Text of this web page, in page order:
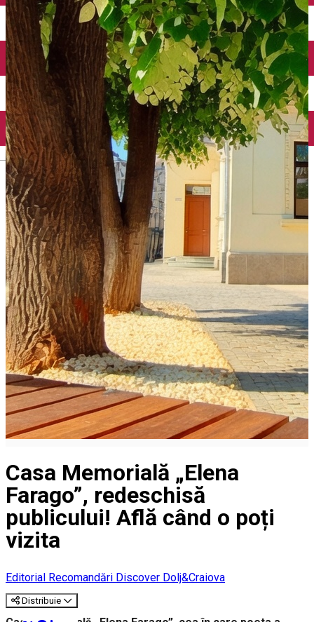
English
Închirieri auto
Închirieri biciclete
Taxi
Încărcare vehicule electrice
Casa Memorială „Elena
Farago”, redeschisă
publicului! Află când o poți
vizita
Editorial Recomandări Discover Dolj&Craiova
Distribuie